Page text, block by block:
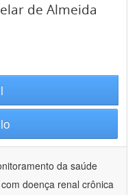
de Almeida
da saúde
doença renal crônica